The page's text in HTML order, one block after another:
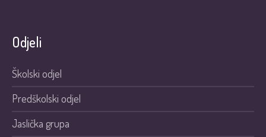
Odjeli
Školski odjel
Predškolski odjel
Jaslička grupa